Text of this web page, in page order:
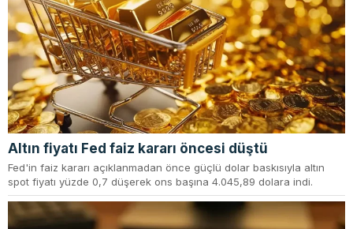
Altın fiyatı Fed faiz kararı öncesi düştü
Fed'in faiz kararı açıklanmadan önce güçlü dolar baskısıyla altın
spot fiyatı yüzde 0,7 düşerek ons başına 4.045,89 dolara indi.